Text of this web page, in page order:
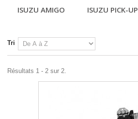
ISUZU AMIGO ISUZU PICK-UP
Tri
Résultats 1 - 2 sur 2.